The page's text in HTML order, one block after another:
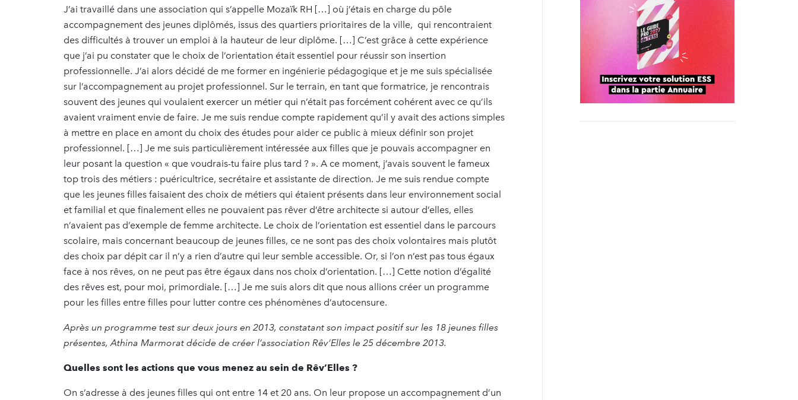
J’ai travaillé dans une association qui s’appelle Mozaïk RH […] où j’étais en charge du pôle
accompagnement des jeunes diplômés, issus des quartiers prioritaires de la ville, qui rencontraient
des difficultés à trouver un emploi à la hauteur de leur diplôme. […] C’est grâce à cette expérience
que j’ai pu constater que le choix de l’orientation était essentiel pour réussir son insertion
professionnelle. J’ai alors décidé de me former en ingénierie pédagogique et je me suis spécialisée
sur l’accompagnement au projet professionnel. Sur le terrain, en tant que formatrice, je rencontrais
souvent des jeunes qui voulaient exercer un métier qui n’était pas forcément cohérent avec ce qu’ils
avaient vraiment envie de faire. Je me suis rendue compte rapidement qu’il y avait des actions simples
à mettre en place en amont du choix des études pour aider ce public à mieux définir son projet
professionnel. […] Je me suis particulièrement intéressée aux filles que je pouvais accompagner en
leur posant la question « que voudrais-tu faire plus tard ? ». A ce moment, j’avais souvent le fameux
top trois des métiers : puéricultrice, secrétaire et assistante de direction. Je me suis rendue compte
que les jeunes filles faisaient des choix de métiers qui étaient présents dans leur environnement social
et familial et que finalement elles ne pouvaient pas rêver d’être architecte si autour d’elles, elles
n’avaient pas d’exemple de femme architecte. Le choix de l’orientation est essentiel dans le parcours
scolaire, mais concernant beaucoup de jeunes filles, ce ne sont pas des choix volontaires mais plutôt
des choix par dépit car il n’y a rien d’autre qui leur semble accessible. Or, si l’on n’est pas tous égaux
face à nos rêves, on ne peut pas être égaux dans nos choix d’orientation. […] Cette notion d’égalité
des rêves est, pour moi, primordiale. […] Je me suis alors dit que nous allions créer un programme
pour les filles entre filles pour lutter contre ces phénomènes d’autocensure.
Après un programme test sur deux jours en 2013, constatant son impact positif sur les 18 jeunes filles
présentes, Athina Marmorat décide de créer l’association Rêv’Elles le 25 décembre 2013.
Quelles sont les actions que vous menez au sein de Rêv’Elles ?
On s’adresse à des jeunes filles qui ont entre 14 et 20 ans. On leur propose un accompagnement d’un